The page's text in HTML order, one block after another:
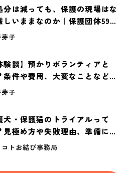
分は減っても、保護の現場はな
しいままなのか｜保護団体59団
実態調査【保護犬・保護猫白書
子
験談】預かりボランティアと
条件や費用、大変なことなど紹
子
犬・保護猫のトライアルって
見極め方や失敗理由、準備に必
ものを紹介
トお結び事務局